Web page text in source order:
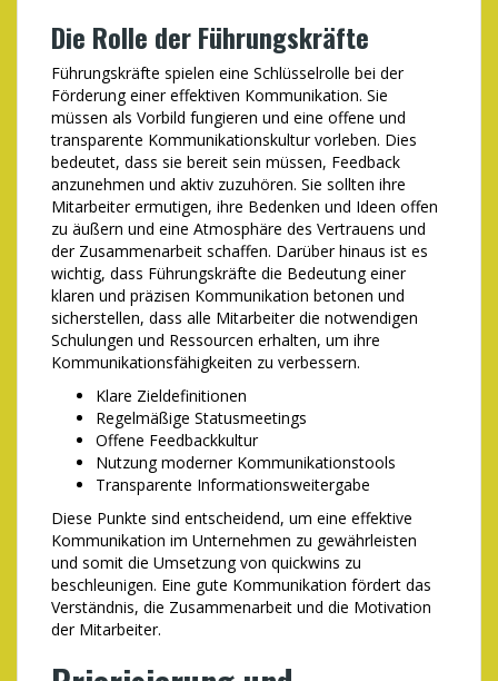
Die Rolle der Führungskräfte
Führungskräfte spielen eine Schlüsselrolle bei der
Förderung einer effektiven Kommunikation. Sie
müssen als Vorbild fungieren und eine offene und
transparente Kommunikationskultur vorleben. Dies
bedeutet, dass sie bereit sein müssen, Feedback
anzunehmen und aktiv zuzuhören. Sie sollten ihre
Mitarbeiter ermutigen, ihre Bedenken und Ideen offen
zu äußern und eine Atmosphäre des Vertrauens und
der Zusammenarbeit schaffen. Darüber hinaus ist es
wichtig, dass Führungskräfte die Bedeutung einer
klaren und präzisen Kommunikation betonen und
sicherstellen, dass alle Mitarbeiter die notwendigen
Schulungen und Ressourcen erhalten, um ihre
Kommunikationsfähigkeiten zu verbessern.
Klare Zieldefinitionen
Regelmäßige Statusmeetings
Offene Feedbackkultur
Nutzung moderner Kommunikationstools
Transparente Informationsweitergabe
Diese Punkte sind entscheidend, um eine effektive
Kommunikation im Unternehmen zu gewährleisten
und somit die Umsetzung von quickwins zu
beschleunigen. Eine gute Kommunikation fördert das
Verständnis, die Zusammenarbeit und die Motivation
der Mitarbeiter.